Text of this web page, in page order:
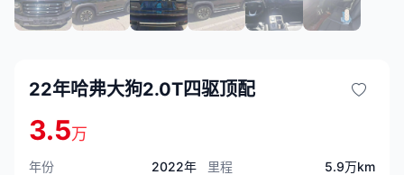
22年哈弗大狗2.0T四驱顶配
3.5万
年份 2022年 里程
5.9万km